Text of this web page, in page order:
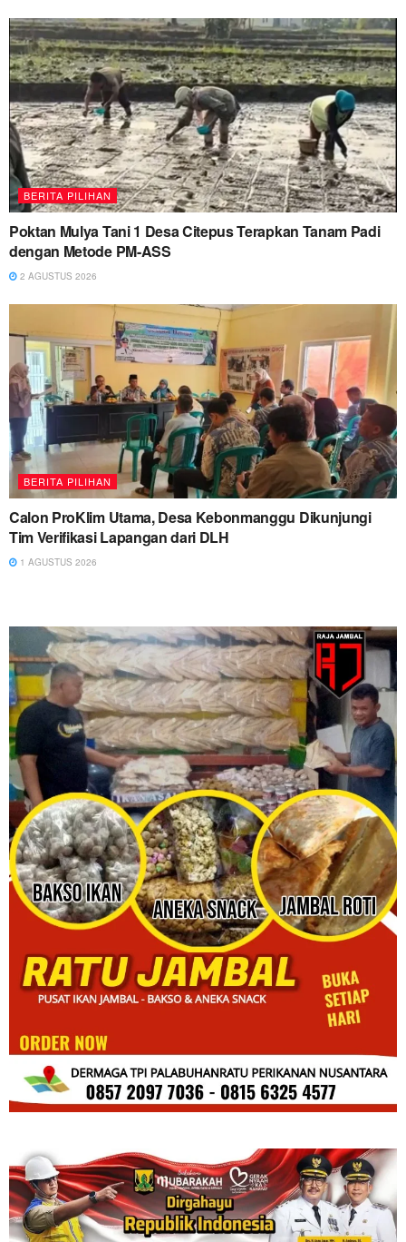
BERITA PILIHAN
Poktan Mulya Tani 1 Desa Citepus Terapkan Tanam Padi
dengan Metode PM-ASS
2 AGUSTUS 2026
BERITA PILIHAN
Calon ProKlim Utama, Desa Kebonmanggu Dikunjungi
Tim Verifikasi Lapangan dari DLH
1 AGUSTUS 2026